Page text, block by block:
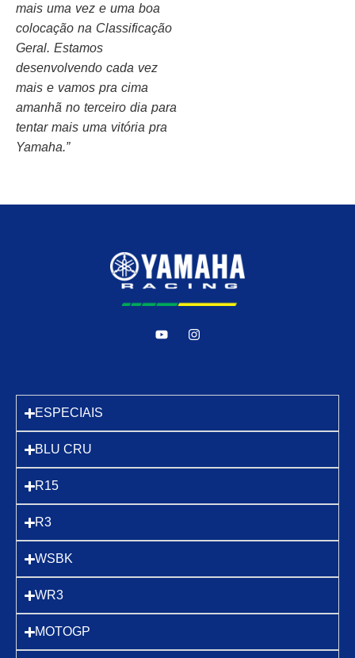
mais uma vez e uma boa
colocação na Classificação
Geral. Estamos
desenvolvendo cada vez
mais e vamos pra cima
amanhã no terceiro dia para
tentar mais uma vitória pra
Yamaha.”
ESPECIAIS
BLU CRU
R15
R3
WSBK
WR3
MOTOGP